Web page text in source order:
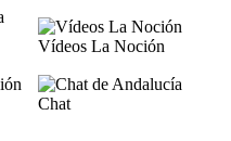
Vídeos La Noción
Chat